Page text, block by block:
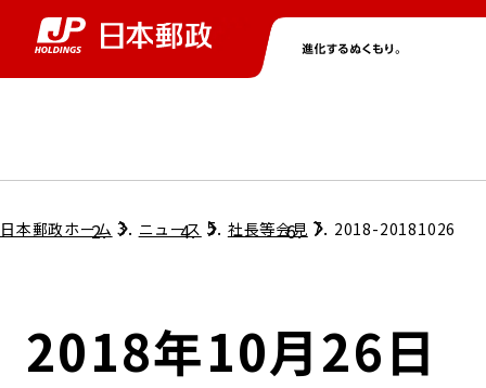
グループ情報トップ
コンプライアンス
株主・投資家情報トップ
個人投資家のみなさまへ
ニューストップ
サステナビリティトップ
担当役員メッセージ
採用情報トップ
日本郵政ホーム ニュース 社長等会見 2018-20181026
2018年10月26日